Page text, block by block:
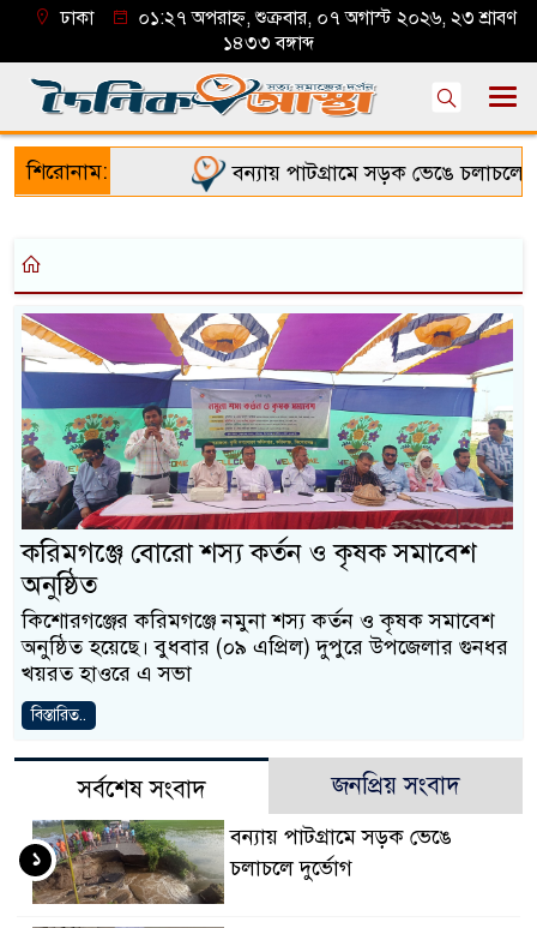
ঢাকা
০১:২৭ অপরাহ্ন, শুক্রবার, ০৭ অগাস্ট ২০২৬, ২৩ শ্রাবণ
১৪৩৩ বঙ্গাব্দ
শিরোনাম: বন্যায় পাটগ্রামে সড়ক ভেঙে চলাচলে
করিমগঞ্জে বোরো শস্য কর্তন ও কৃষক সমাবেশ
অনুষ্ঠিত
কিশোরগঞ্জের করিমগঞ্জে নমুনা শস্য কর্তন ও কৃষক সমাবেশ
অনুষ্ঠিত হয়েছে। বুধবার (০৯ এপ্রিল) দুপুরে উপজেলার গুনধর
খয়রত হাওরে এ সভা
বিস্তারিত..
সর্বশেষ সংবাদ জনপ্রিয় সংবাদ
বন্যায় পাটগ্রামে সড়ক ভেঙে
চলাচলে দুর্ভোগ
১